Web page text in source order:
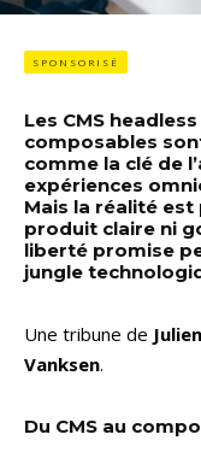
SPONSORISÉ
Les CMS
composables
comme la clé de
expériences
Mais la réalité est
produit claire ni
liberté promise
jungle
Une tribune de
Vanksen.
Du CMS au